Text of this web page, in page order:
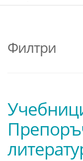
Филтри